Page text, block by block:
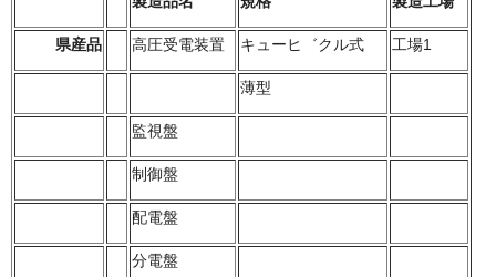
県産品 高圧受電装置 キューヒ゛クル式 工場1
薄型
監視盤
制御盤
配電盤
分電盤